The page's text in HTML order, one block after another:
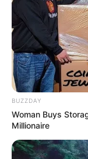
BUZZDAY
Woman Buys
Millionaire